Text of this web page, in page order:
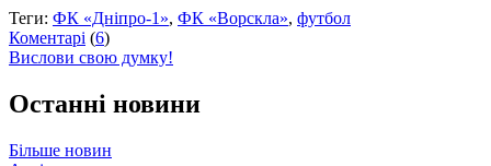
Теги: ФК «Дніпро-1», ФК «Ворскла», футбол
Коментарі (6)
Вислови свою думку!
Останні новини
Більше новин